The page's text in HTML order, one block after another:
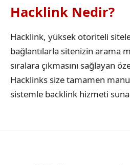
Hacklink Nedir?
Hacklink, yüksek otoriteli
bağlantılarla sitenizin arama
sıralara çıkmasını sağlayan
Hacklinks size tamamen
sistemle backlink hizmeti